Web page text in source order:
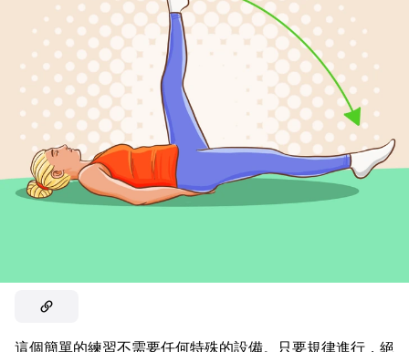
這個簡單的練習不需要任何特殊的設備。只要規律進行，絕